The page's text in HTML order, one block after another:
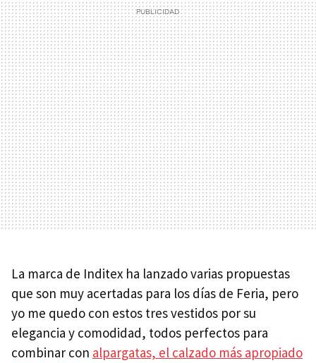
La marca de Inditex ha lanzado varias propuestas
que son muy acertadas para los días de Feria, pero
yo me quedo con estos tres vestidos por su
elegancia y comodidad, todos perfectos para
combinar con alpargatas, el calzado más apropiado